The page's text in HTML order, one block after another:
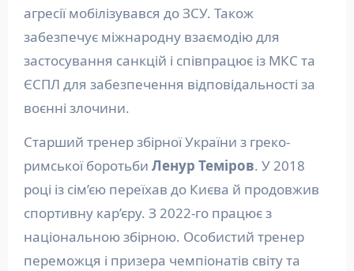
агресії мобілізувався до ЗСУ. Також
забезпечує міжнародну взаємодію для
застосування санкцій і співпрацює із МКС та
ЄСПЛ для забезпечення відповідальності за
воєнні злочини.
Старший тренер збірної України з греко-
римської боротьби Ленур Теміров. У 2018
році із сім’єю переїхав до Києва й продовжив
спортивну кар’єру. З 2022-го працює з
національною збірною. Особистий тренер
переможця і призера чемпіонатів світу та